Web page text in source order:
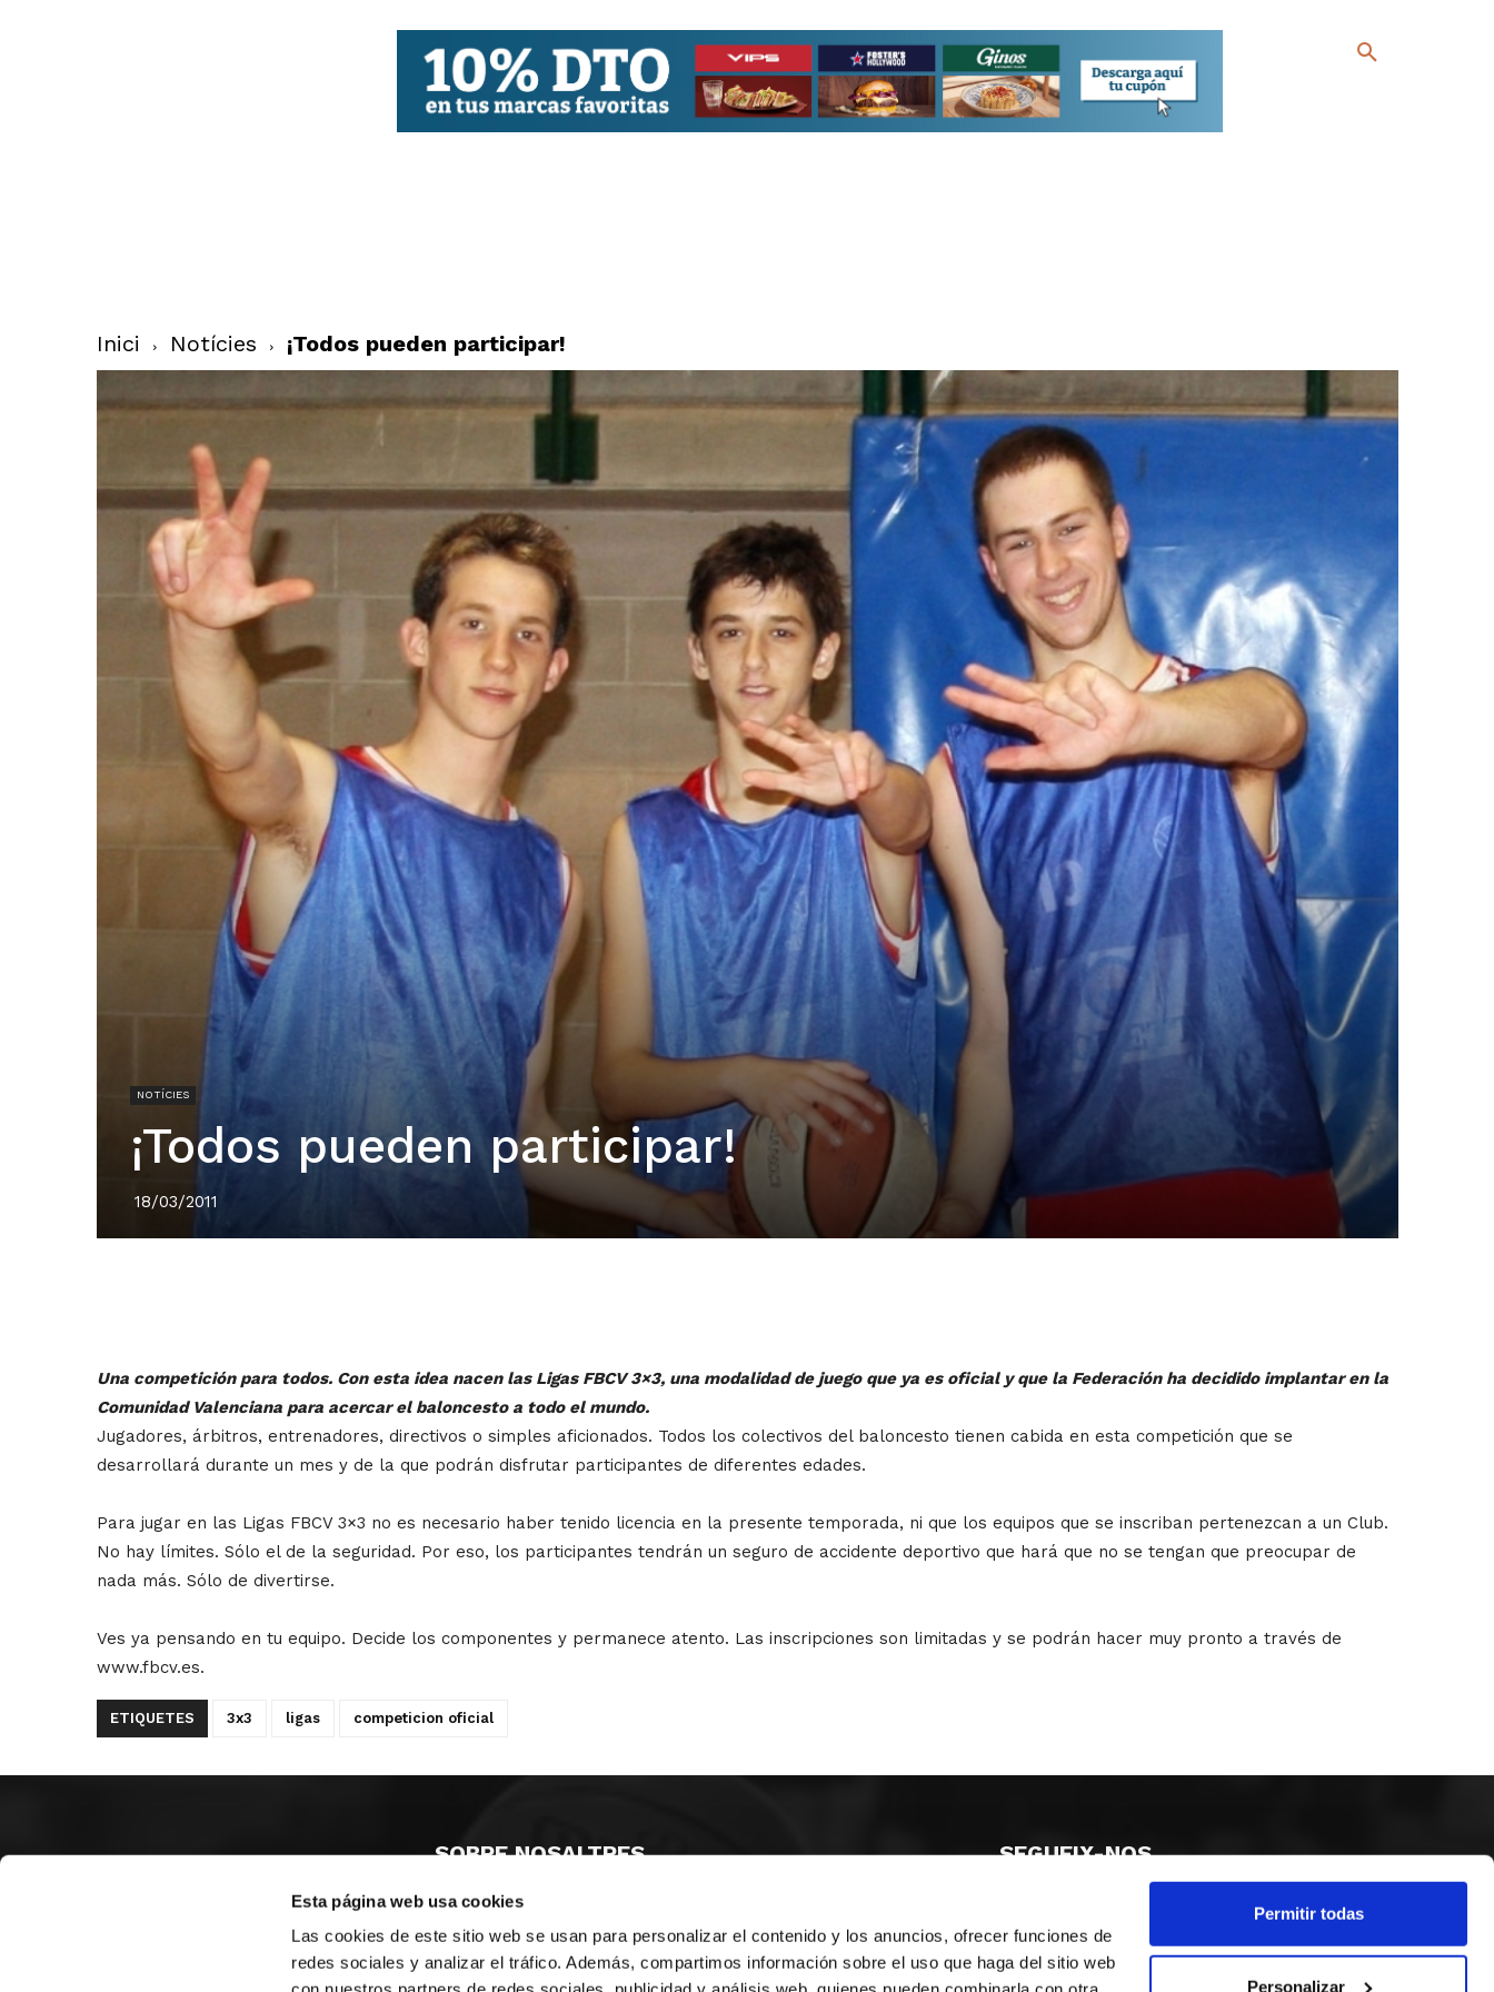
Esta página web usa cookies
Las cookies de este sitio web se usan para personalizar el contenido y los anuncios, ofrecer funciones de
redes sociales y analizar el tráfico. Además, compartimos información sobre el uso que haga del sitio web
Permitir todas
Personalizar
Inici Notícies ¡Todos pueden participar!
NOTÍCIES
¡Todos pueden participar!
18/03/2011
Una competición para todos. Con esta idea nacen las Ligas FBCV 3×3, una modalidad de juego que ya es oficial y que la Federación ha decidido implantar en la
Comunidad Valenciana para acercar el baloncesto a todo el mundo.
Jugadores, árbitros, entrenadores, directivos o simples aficionados. Todos los colectivos del baloncesto tienen cabida en esta competición que se
desarrollará durante un mes y de la que podrán disfrutar participantes de diferentes edades.
Para jugar en las Ligas FBCV 3×3 no es necesario haber tenido licencia en la presente temporada, ni que los equipos que se inscriban pertenezcan a un Club.
No hay límites. Sólo el de la seguridad. Por eso, los participantes tendrán un seguro de accidente deportivo que hará que no se tengan que preocupar de
nada más. Sólo de divertirse.
Ves ya pensando en tu equipo. Decide los componentes y permanece atento. Las inscripciones son limitadas y se podrán hacer muy pronto a través de
www.fbcv.es.
ETIQUETES 3x3 ligas competicion oficial
SOBRE NOSALTRES
CASTELLÓ
VALÈNCIA
MONESTIR DE POBLET 14 1ª 3º
ALACANT
CIUDAD DE MATANZAS 12
SEGUEIX-NOS